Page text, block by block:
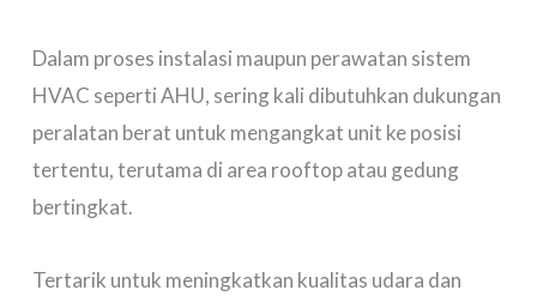
Dalam proses instalasi maupun perawatan sistem
HVAC seperti AHU, sering kali dibutuhkan dukungan
peralatan berat untuk mengangkat unit ke posisi
tertentu, terutama di area rooftop atau gedung
bertingkat.
Tertarik untuk meningkatkan kualitas udara dan